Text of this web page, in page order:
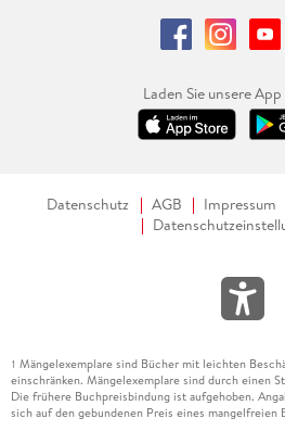
Laden Sie unsere
Datenschutz AGB Impressum
1 Mängelexemplare sind Bücher mit leichten
einschränken. Mängelexemplare sind durch einen
Die frühere Buchpreisbindung ist aufgehoben.
sich auf den gebundenen Preis eines mangelfreien